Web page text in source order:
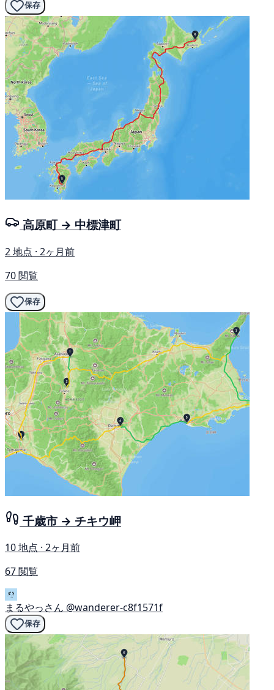
保存
高原町 → 中標津町
2 地点 · 2ヶ月前
70 閲覧
保存
千歳市 → チキウ岬
10 地点 · 2ヶ月前
67 閲覧
まるやっさん @wanderer-c8f1571f
保存